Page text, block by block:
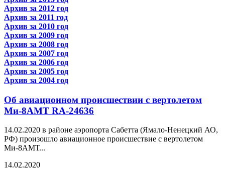
Архив за 2012 год
Архив за 2011 год
Архив за 2010 год
Архив за 2009 год
Архив за 2008 год
Архив за 2007 год
Архив за 2006 год
Архив за 2005 год
Архив за 2004 год
Об авиационном происшествии с вертолетом
Ми-8АМТ RA-24636
14.02.2020 в районе аэропорта Сабетта (Ямало-Ненецкий АО,
РФ) произошло авиационное происшествие с вертолетом
Ми-8АМТ...
14.02.2020